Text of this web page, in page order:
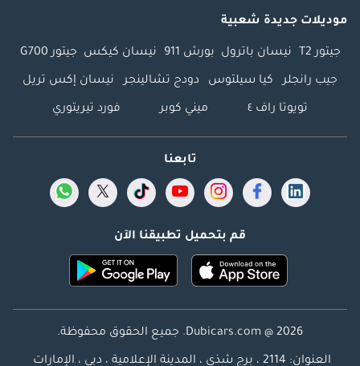
موديلات جديدة شعبية
جيتور T2 نيسان باترول بورش 911 نيسان كيكس جيتور G700
جيب رانجلر كيا سيلتوس دودج تشالينجر نيسان إكس تريل
تويوتا راف ٤ ميني كوبر فورد تيريتوري
تابعنا
قم بتحميل تطبيقنا الآن
Dubicars.com @ 2026. جميع الحقوق محفوظة.
العنوان: 2114 ، برج شذى ، المدينة الإعلامية ، دبي ، الإمارات